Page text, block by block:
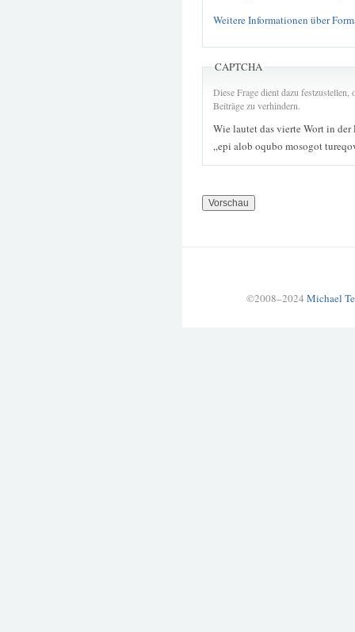
Weitere Informationen über
CAPTCHA
Diese Frage dient dazu
Beiträge zu verhindern.
Wie lautet das vierte Wort in der
„epi alob oqubo mosogot
©2008–2024 Michael